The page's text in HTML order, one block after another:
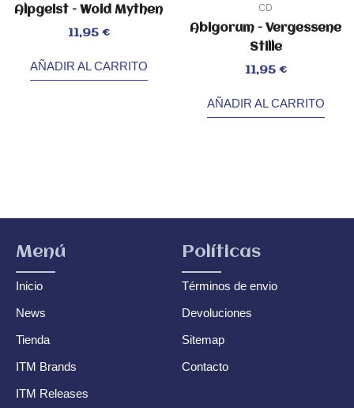
Alpgeist – Woid Mythen
11,95 €
AÑADIR AL CARRITO
CD
Abigorum – Vergessene
Stille
11,95 €
AÑADIR AL CARRITO
Menú
Inicio
News
Tienda
ITM Brands
ITM Releases
Políticas
Términos de envio
Devoluciones
Sitemap
Contacto